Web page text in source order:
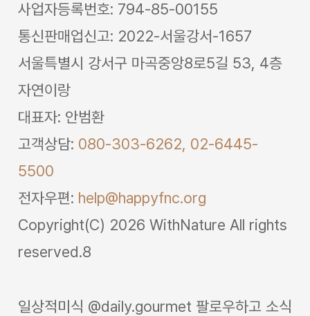
사업자등록번호: 794-85-00155
통신판매업신고: 2022-서울강서-1657
서울특별시 강서구 마곡중앙8로5길 53, 4층
자연이랑
대표자: 안범환
고객상담: 080-303-6262, 02-6445-
5500
전자우편: help@happyfnc.org
Copyright(C) 2026 WithNature All rights
reserved.8
일상적미식 @daily.gourmet 팔로우하고 소식